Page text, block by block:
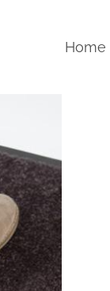
Home